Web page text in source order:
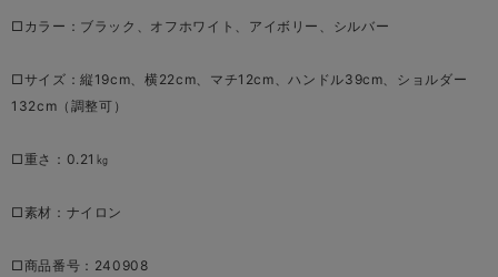
□カラー：ブラック、オフホワイト、アイボリー、シルバー
□サイズ：縦19cm、横22cm、マチ12cm、ハンドル39cm、ショルダー
132cm（調整可）
□重さ：0.21㎏
□素材：ナイロン
□商品番号：240908